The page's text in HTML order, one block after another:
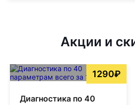
Акции и
1290₽
Диагностика по 40